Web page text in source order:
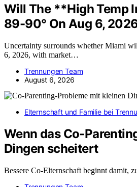
Will The **High Temp
89-90° On Aug 6,
Uncertainty surrounds whether Miami
6, 2026, with market…
Trennungen Team
August 6, 2026
Elternschaft und Familie bei
Wenn das Co-
Dingen scheitert
Bessere Co-Elternschaft beginnt damit,